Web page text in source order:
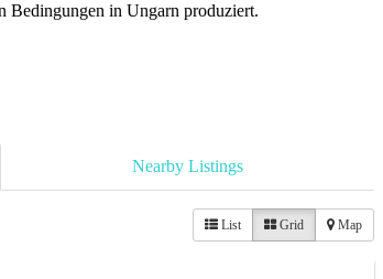
Bedingungen in Ungarn produziert.
Nearby Listings
List Grid Map